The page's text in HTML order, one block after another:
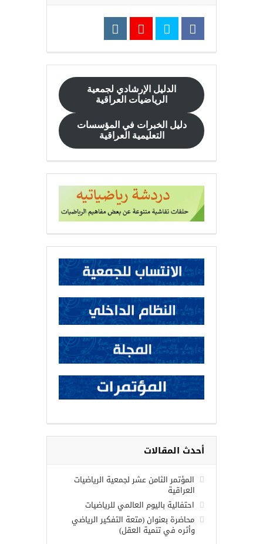
الدليل الإرشادي لجمعية
الرياضيات العراقية
دليل الخبرات في المؤسسات
التعليمية العراقية
أحدث المقالات
المؤتمر الثامن عشر لجمعية الرياضيات
العراقية
احتفالية باليوم العالمي للرياضيات
محاضرة بعنوان (متعة التفكير الرياضي
وأثره في تنمية العقل)